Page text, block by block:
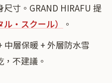
寸。GRAND HIRAFU 提
・スクール）
。
中層保暖 + 外層防水雪
不建議。